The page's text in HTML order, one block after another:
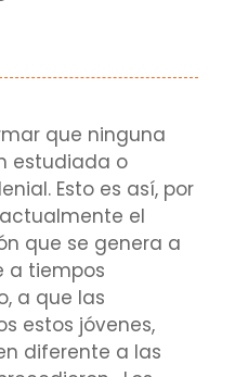
que ninguna
estudiada o
Esto es así, por
el
que se genera a
a tiempos
a que las
estos jóvenes,
diferente a las